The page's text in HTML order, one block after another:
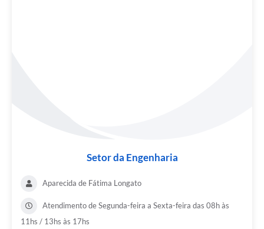
Setor da Engenharia
Aparecida de Fátima Longato
Atendimento de Segunda-feira a Sexta-feira das 08h às
11hs / 13hs às 17hs